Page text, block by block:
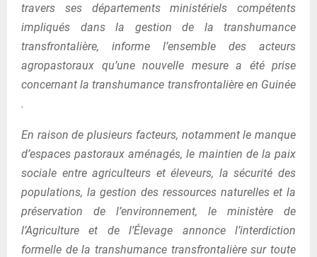
travers ses départements ministériels compétents
impliqués dans la gestion de la transhumance
transfrontalière, informe l’ensemble des acteurs
agropastoraux qu’une nouvelle mesure a été prise
concernant la transhumance transfrontalière en Guinée
.
En raison de plusieurs facteurs, notamment le manque
d’espaces pastoraux aménagés, le maintien de la paix
sociale entre agriculteurs et éleveurs, la sécurité des
populations, la gestion des ressources naturelles et la
préservation de l’environnement, le ministère de
l’Agriculture et de l’Élevage annonce l’interdiction
formelle de la transhumance transfrontalière sur toute